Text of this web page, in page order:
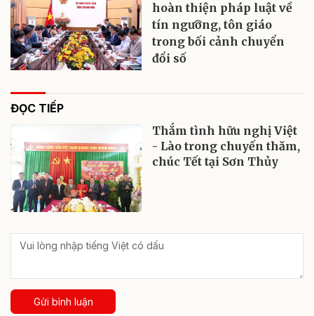
hoàn thiện pháp luật về
tín ngưỡng, tôn giáo
trong bối cảnh chuyển
đổi số
ĐỌC TIẾP
Thắm tình hữu nghị Việt
- Lào trong chuyến thăm,
chúc Tết tại Sơn Thủy
Gửi bình luận